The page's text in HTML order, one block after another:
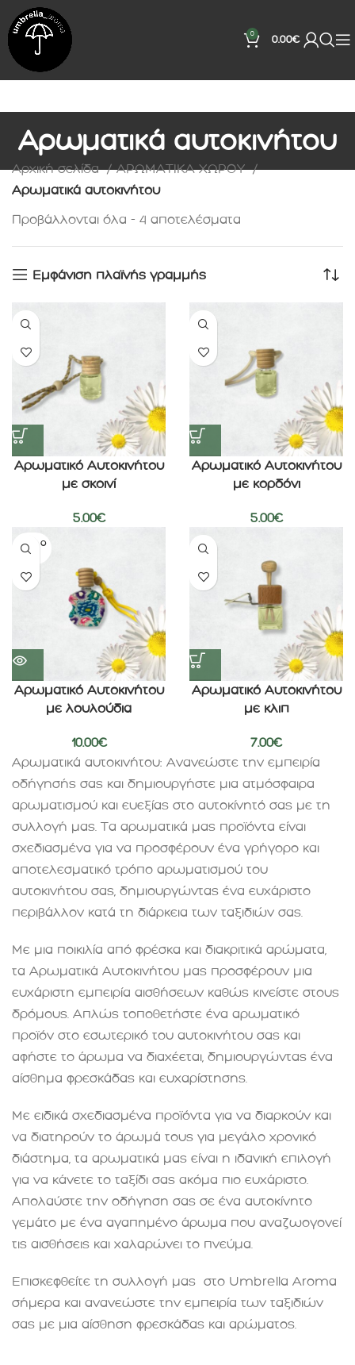
0 0.00€
Αρωματικά αυτοκινήτου
Αρχική σελίδα
ΑΡΩΜΑΤΙΚΑ ΧΩΡΟΥ
Αρωματικά αυτοκινήτου
Προβάλλονται όλα - 4 αποτελέσματα
Εμφάνιση πλαϊνής γραμμής
Αρωματικό Αυτοκινήτου
με σκοινί
5.00€
Αρωματικό Αυτοκινήτου
με κορδόνι
5.00€
SOLD O
UT
Αρωματικό Αυτοκινήτου
με λουλούδια
10.00€
Αρωματικό Αυτοκινήτου
με κλιπ
7.00€
Αρωματικά αυτοκινήτου: Ανανεώστε την εμπειρία
οδήγησής σας και δημιουργήστε μια ατμόσφαιρα
αρωματισμού και ευεξίας στο αυτοκίνητό σας με τη
συλλογή μας. Τα αρωματικά μας προϊόντα είναι
σχεδιασμένα για να προσφέρουν ένα γρήγορο και
αποτελεσματικό τρόπο αρωματισμού του
αυτοκινήτου σας, δημιουργώντας ένα ευχάριστο
περιβάλλον κατά τη διάρκεια των ταξιδιών σας.
Με μια ποικιλία από φρέσκα και διακριτικά αρώματα,
τα Αρωματικά Αυτοκινήτου μας προσφέρουν μια
ευχάριστη εμπειρία αισθήσεων καθώς κινείστε στους
δρόμους. Απλώς τοποθετήστε ένα αρωματικό
προϊόν στο εσωτερικό του αυτοκινήτου σας και
αφήστε το άρωμα να διαχέεται, δημιουργώντας ένα
αίσθημα φρεσκάδας και ευχαρίστησης.
Με ειδικά σχεδιασμένα προϊόντα για να διαρκούν και
να διατηρούν το άρωμά τους για μεγάλο χρονικό
διάστημα, τα αρωματικά μας είναι η ιδανική επιλογή
για να κάνετε το ταξίδι σας ακόμα πιο ευχάριστο.
Απολαύστε την οδήγηση σας σε ένα αυτοκίνητο
γεμάτο με ένα αγαπημένο άρωμα που αναζωογονεί
τις αισθήσεις και χαλαρώνει το πνεύμα.
Επισκεφθείτε τη συλλογή μας στο Umbrella Aroma
σήμερα και ανανεώστε την εμπειρία των ταξιδιών
σας με μια αίσθηση φρεσκάδας και αρώματος.